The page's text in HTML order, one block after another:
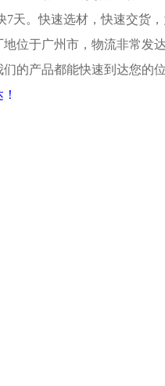
。快速选材，快速交货
位于广州市，物流非常发
的产品都能快速到达您的